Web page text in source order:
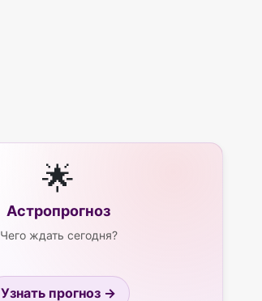
🌟
Астропрогноз
Чего ждать сегодня?
Узнать прогноз →